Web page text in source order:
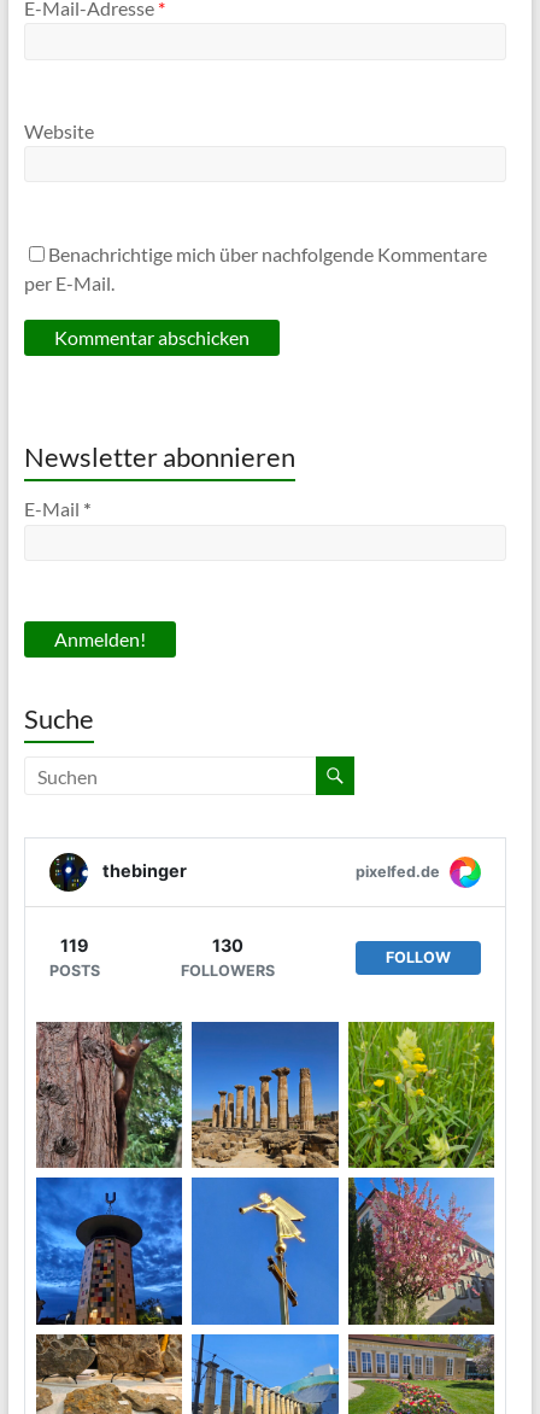
E-Mail-Adresse *
Website
Benachrichtige mich über nachfolgende Kommentare
per E-Mail.
Newsletter abonnieren
E-Mail *
Suche